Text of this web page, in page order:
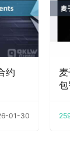
约
01-30